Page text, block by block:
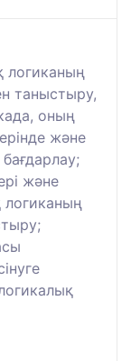
логиканың
таныстыру,
оның
және
және